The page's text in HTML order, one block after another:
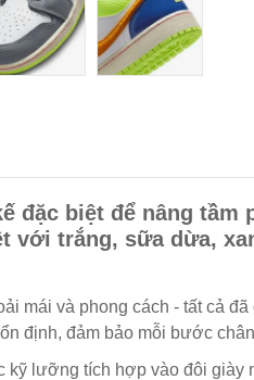
biệt để nâng tầm
trắng, sữa dừa,
và phong cách - tất cả
định, đảm bảo mỗi bước
lưỡng tích hợp vào đôi giày